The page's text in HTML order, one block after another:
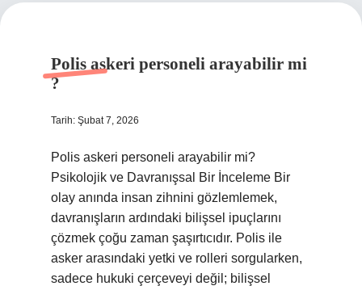
Polis askeri personeli arayabilir mi
?
Tarih: Şubat 7, 2026
Polis askeri personeli arayabilir mi?
Psikolojik ve Davranışsal Bir İnceleme Bir
olay anında insan zihnini gözlemlemek,
davranışların ardındaki bilişsel ipuçlarını
çözmek çoğu zaman şaşırtıcıdır. Polis ile
asker arasındaki yetki ve rolleri sorgularken,
sadece hukuki çerçeveyi değil; bilişsel